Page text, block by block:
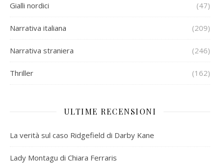
Gialli nordici (47)
Narrativa italiana (209)
Narrativa straniera (246)
Thriller (162)
ULTIME RECENSIONI
La verità sul caso Ridgefield di Darby Kane
Lady Montagu di Chiara Ferraris